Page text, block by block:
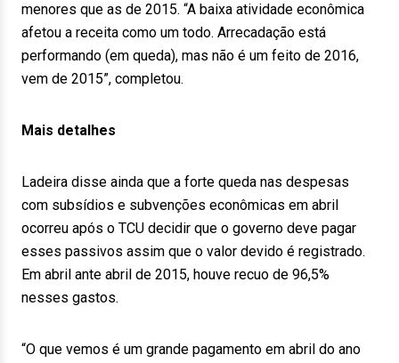
menores que as de 2015. “A baixa atividade econômica
afetou a receita como um todo. Arrecadação está
performando (em queda), mas não é um feito de 2016,
vem de 2015”, completou.
Mais detalhes
Ladeira disse ainda que a forte queda nas despesas
com subsídios e subvenções econômicas em abril
ocorreu após o TCU decidir que o governo deve pagar
esses passivos assim que o valor devido é registrado.
Em abril ante abril de 2015, houve recuo de 96,5%
nesses gastos.
“O que vemos é um grande pagamento em abril do ano